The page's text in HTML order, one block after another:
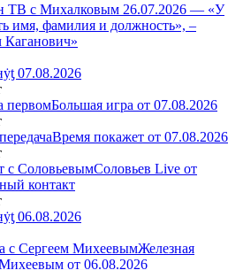
ТВ с Михалковым 26.07.2026 — «У
имя, фамилия и должность», –
Каганович»
07.08.2026
Большая игра от 07.08.2026
Время покажет от 07.08.2026
Соловьев Live от
контакт
06.08.2026
Железная
от 06.08.2026